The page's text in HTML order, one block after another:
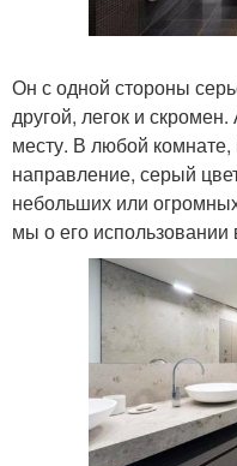
Он с одной стороны
другой, легок и
месту. В любой
направление, серый
небольших или
мы о его